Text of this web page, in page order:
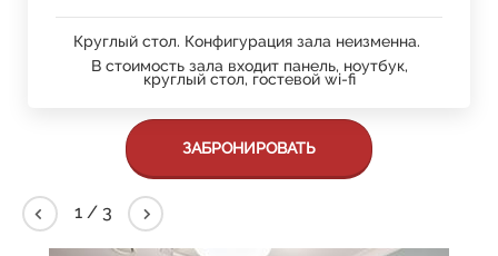
Круглый стол. Конфигурация зала неизменна.
В стоимость зала входит панель, ноутбук,
круглый стол, гостевой wi-fi
ЗАБРОНИРОВАТЬ
1/ 3